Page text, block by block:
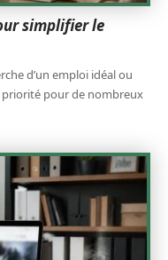
simplifier le
d’un emploi idéal ou
priorité pour de nombreux